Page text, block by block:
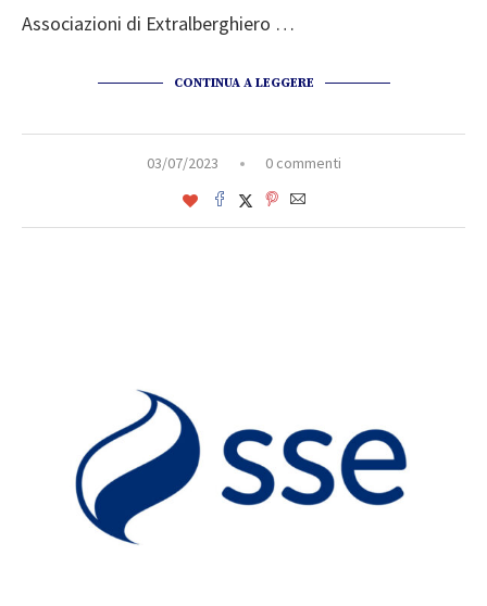
Associazioni di Extralberghiero …
CONTINUA A LEGGERE
03/07/2023 0 commenti